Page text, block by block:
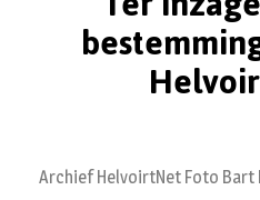
Archief HelvoirtNet Foto Bart